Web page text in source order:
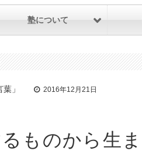
塾について
」 2016年12月21日
ものから生ま